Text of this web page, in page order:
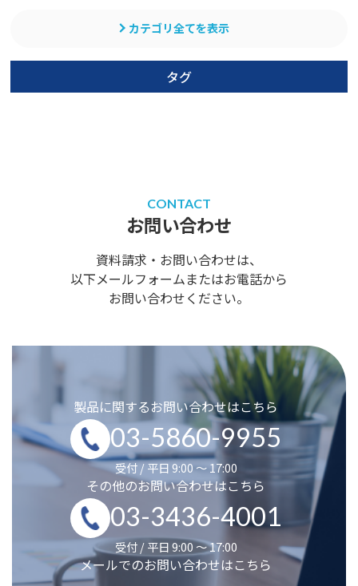
カテゴリ全てを表示
タグ
CONTACT
お問い合わせ
資料請求・お問い合わせは、
以下メールフォームまたはお電話から
お問い合わせください。
製品に関するお問い合わせはこちら
03-5860-9955
受付 / 平日 9:00 ～ 17:00
その他のお問い合わせはこちら
03-3436-4001
受付 / 平日 9:00 ～ 17:00
メールでのお問い合わせはこちら